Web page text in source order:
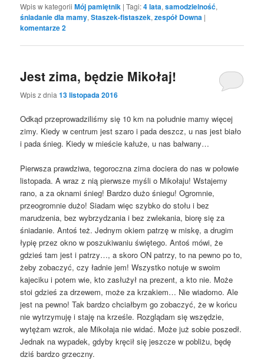
Wpis w kategoriiMój pamiętnik |Tagi:4 lata,samodzielność,
śniadanie dla mamy,Staszek-fistaszek,zespół Downa |
komentarze2
Jest zima, będzie Mikołaj!
Wpis z dnia13 listopada 2016
Odkąd przeprowadziliśmy się 10 km na południe mamy więcej
zimy. Kiedy w centrum jest szaro i pada deszcz, u nas jest biało
i pada śnieg. Kiedy w mieście kałuże, u nas bałwany…
Pierwsza prawdziwa, tegoroczna zima dociera do nas w połowie
listopada. A wraz z nią pierwsze myśli o Mikołaju! Wstajemy
rano, a za oknami śnieg! Bardzo dużo śniegu! Ogromnie,
przeogromnie dużo! Siadam więc szybko do stołu i bez
marudzenia, bez wybrzydzania i bez zwlekania, biorę się za
śniadanie. Antoś też. Jednym okiem patrzę w miskę, a drugim
łypię przez okno w poszukiwaniu świętego. Antoś mówi, że
gdzieś tam jest i patrzy…, a skoro ON patrzy, to na pewno po to,
żeby zobaczyć, czy ładnie jem! Wszystko notuje w swoim
kajeciku i potem wie, kto zasłużył na prezent, a kto nie. Może
stoi gdzieś za drzewem, może za krzakiem… Nie wiadomo. Ale
jest na pewno! Tak bardzo chciałbym go zobaczyć, że w końcu
nie wytrzymuję i staję na krześle. Rozglądam się wszędzie,
wytężam wzrok, ale Mikołaja nie widać. Może już sobie poszedł.
Jednak na wypadek, gdyby kręcił się jeszcze w pobliżu, będę
dziś bardzo grzeczny.